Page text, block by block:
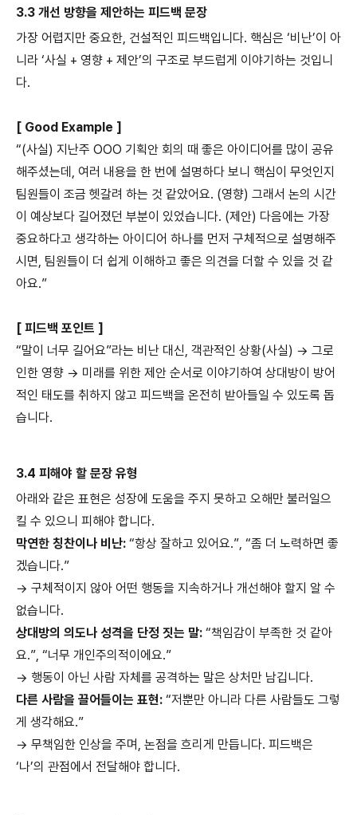
3.3 개선 방향을 제안하는 피드백 문장
가장 어렵지만 중요한, 건설적인 피드백입니다. 핵심은 ‘비난’이 아
니라 ‘사실 + 영향 + 제안’의 구조로 부드럽게 이야기하는 것입니
다.
[ Good Example ]
“(사실) 지난주 OOO 기획안 회의 때 좋은 아이디어를 많이 공유
해주셨는데, 여러 내용을 한 번에 설명하다 보니 핵심이 무엇인지
팀원들이 조금 헷갈려 하는 것 같았어요. (영향) 그래서 논의 시간
이 예상보다 길어졌던 부분이 있었습니다. (제안) 다음에는 가장
중요하다고 생각하는 아이디어 하나를 먼저 구체적으로 설명해주
시면, 팀원들이 더 쉽게 이해하고 좋은 의견을 더할 수 있을 것 같
아요.”
[ 피드백 포인트 ]
“말이 너무 길어요”라는 비난 대신, 객관적인 상황(사실) → 그로
인한 영향 → 미래를 위한 제안 순서로 이야기하여 상대방이 방어
적인 태도를 취하지 않고 피드백을 온전히 받아들일 수 있도록 돕
습니다.
3.4 피해야 할 문장 유형
아래와 같은 표현은 성장에 도움을 주지 못하고 오해만 불러일으
킬 수 있으니 피해야 합니다.
막연한 칭찬이나 비난: “항상 잘하고 있어요.”, “좀 더 노력하면 좋
겠습니다.”
→ 구체적이지 않아 어떤 행동을 지속하거나 개선해야 할지 알 수
없습니다.
상대방의 의도나 성격을 단정 짓는 말: “책임감이 부족한 것 같아
요.”, “너무 개인주의적이에요.”
→ 행동이 아닌 사람 자체를 공격하는 말은 상처만 남깁니다.
다른 사람을 끌어들이는 표현: “저뿐만 아니라 다른 사람들도 그렇
게 생각해요.”
→ 무책임한 인상을 주며, 논점을 흐리게 만듭니다. 피드백은
‘나’의 관점에서 전달해야 합니다.